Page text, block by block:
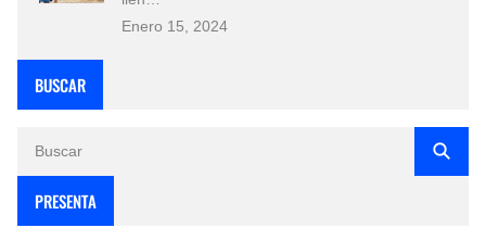
Enero 15, 2024
BUSCAR
PRESENTA